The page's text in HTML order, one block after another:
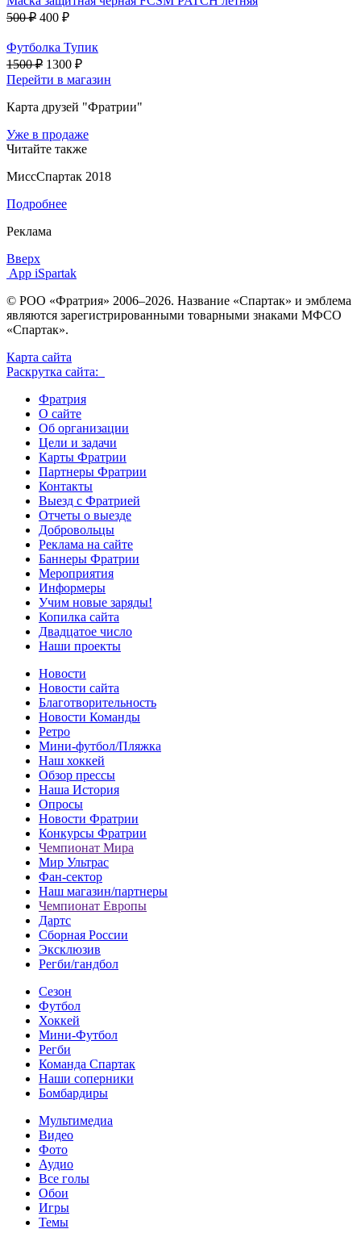
500 ₽ 400 ₽
Футболка Тупик
1500 ₽ 1300 ₽
Перейти в магазин
Карта друзей "Фратрии"
Уже в продаже
Читайте также
МиссСпартак 2018
Подробнее
Реклама
Вверх
App iSpartak
© РОО «Фратрия» 2006–2026. Название «Спартак» и эмблема
являются зарегистрированными товарными знаками МФСО
«Спартак».
Карта сайта
Раскрутка сайта:
Фратрия
О сайте
Об организации
Цели и задачи
Карты Фратрии
Партнеры Фратрии
Контакты
Выезд с Фратрией
Отчеты о выезде
Добровольцы
Реклама на сайте
Баннеры Фратрии
Мероприятия
Информеры
Учим новые заряды!
Копилка сайта
Двадцатое число
Наши проекты
Новости
Новости сайта
Благотворительность
Новости Команды
Ретро
Мини-футбол/Пляжка
Наш хоккей
Обзор прессы
Наша История
Опросы
Новости Фратрии
Конкурсы Фратрии
Чемпионат Мира
Мир Ультрас
Фан-cектор
Наш магазин/партнеры
Чемпионат Европы
Дартс
Сборная России
Эксклюзив
Регби/гандбол
Сезон
Футбол
Хоккей
Мини-Футбол
Регби
Команда Спартак
Наши соперники
Бомбардиры
Мультимедиа
Видео
Фото
Аудио
Все голы
Обои
Игры
Темы